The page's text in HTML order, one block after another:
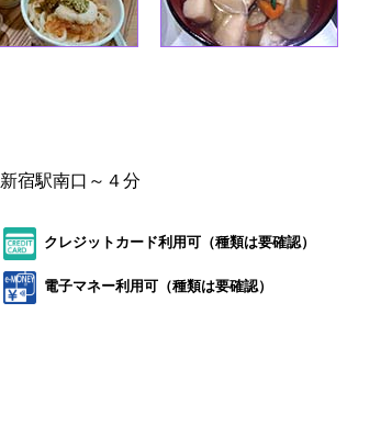
新宿駅南口～４分
クレジットカード利用可（種類は要確認）
電子マネー利用可（種類は要確認）